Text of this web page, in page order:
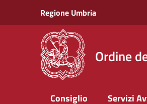
Vai ai contenuti
Vai al menu di navigazione
Vai al footer
Regione Umbria
Ordine
Consiglio Servizi